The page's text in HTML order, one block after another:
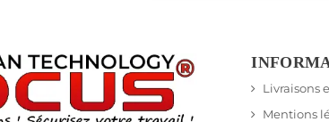
Livraisons
Mentions